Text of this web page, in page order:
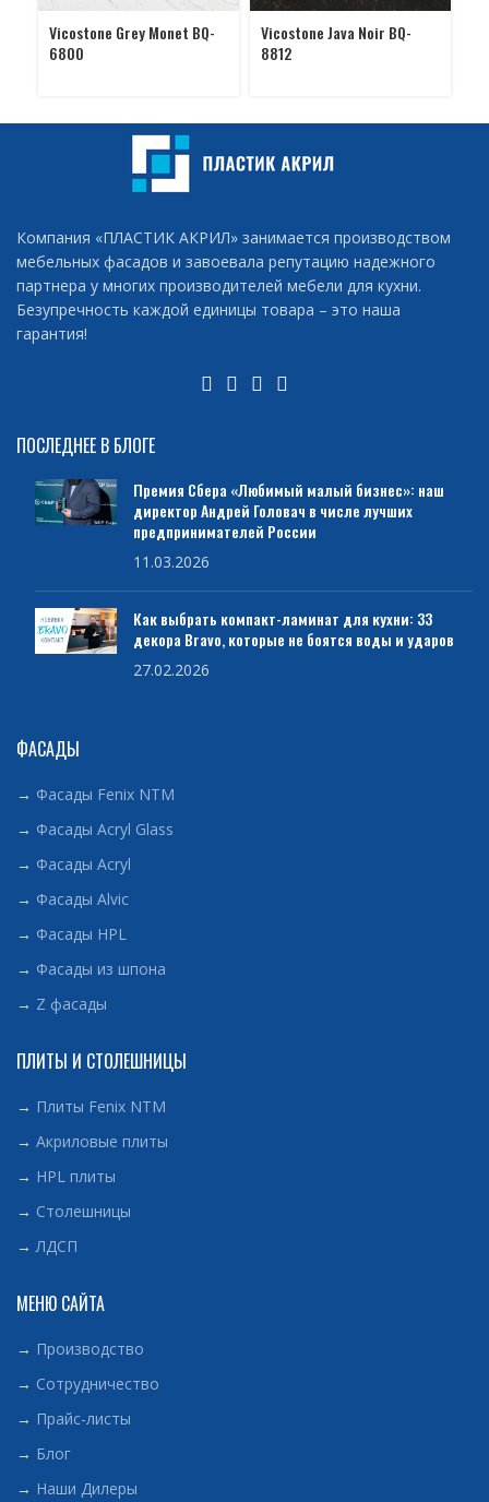
Vicostone Grey Monet BQ-
6800
Vicostone Java Noir BQ-
8812
Компания «ПЛАСТИК АКРИЛ» занимается производством
мебельных фасадов и завоевала репутацию надежного
партнера у многих производителей мебели для кухни.
Безупречность каждой единицы товара – это наша
гарантия!
ПОСЛЕДНЕЕ В БЛОГЕ
Премия Сбера «Любимый малый бизнес»: наш
директор Андрей Головач в числе лучших
предпринимателей России
11.03.2026
Как выбрать компакт-ламинат для кухни: 33
декора Bravo, которые не боятся воды и ударов
27.02.2026
ФАСАДЫ
→ Фасады Fenix NTM
→ Фасады Acryl Glass
→ Фасады Acryl
→ Фасады Alvic
→ Фасады HPL
→ Фасады из шпона
→ Z фасады
ПЛИТЫ И СТОЛЕШНИЦЫ
→ Плиты Fenix NTM
→ Акриловые плиты
→ HPL плиты
→ Столешницы
→ ЛДСП
МЕНЮ САЙТА
→ Производство
→ Сотрудничество
→ Прайс-листы
→ Блог
→ Наши Дилеры